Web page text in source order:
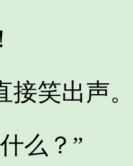
笑出声
么？”